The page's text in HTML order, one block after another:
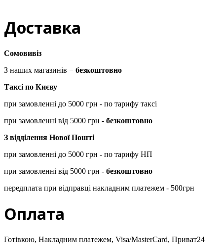
Доставка
Сомовивіз
З наших магазинів − безкоштовно
Таксі по Києву
при замовленні до 5000 грн - по тарифу таксі
при замовленні від 5000 грн - безкоштовно
З відділення Нової Пошті
при замовленні до 5000 грн - по тарифу НП
при замовленні від 5000 грн - безкоштовно
передплата при відправці накладним платежем - 500грн
Оплата
Готівкою, Накладним платежем, Visa/MasterCard, Приват24